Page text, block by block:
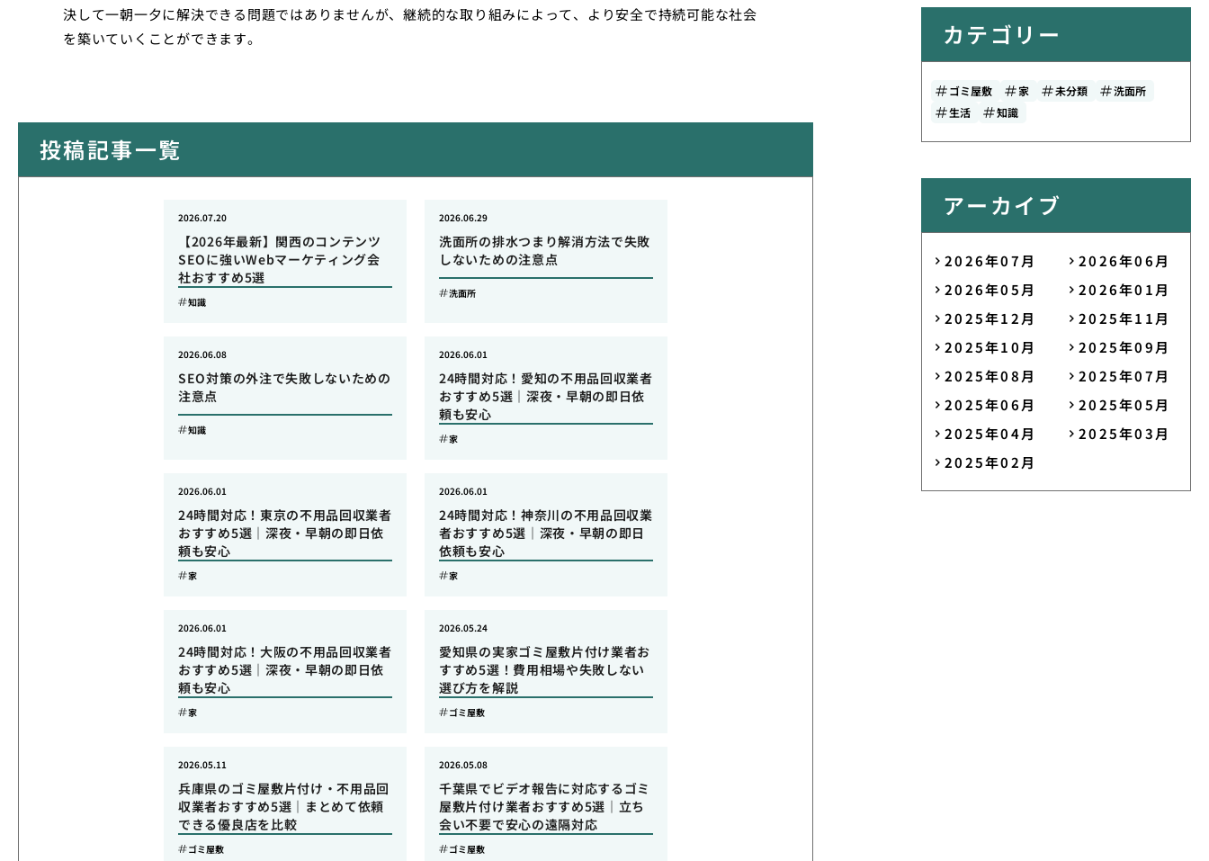
決して一朝一夕に解決できる問題ではありませんが、継続的な取り組みによって、より安全で持続可能な社会
を築いていくことができます。
投稿記事一覧
【2026年最新】関西のコンテンツ
SEOに強いWebマーケティング会
社おすすめ5選
2026.07.20
知識
洗面所の排水つまり解消方法で失敗
しないための注意点
2026.06.29
洗面所
SEO対策の外注で失敗しないための
注意点
2026.06.08
知識
24時間対応！愛知の不用品回収業者
おすすめ5選｜深夜・早朝の即日依
頼も安心
2026.06.01
家
24時間対応！東京の不用品回収業者
おすすめ5選｜深夜・早朝の即日依
頼も安心
2026.06.01
家
24時間対応！神奈川の不用品回収業
者おすすめ5選｜深夜・早朝の即日
依頼も安心
2026.06.01
家
24時間対応！大阪の不用品回収業者
おすすめ5選｜深夜・早朝の即日依
頼も安心
2026.06.01
家
愛知県の実家ゴミ屋敷片付け業者お
すすめ5選！費用相場や失敗しない
選び方を解説
2026.05.24
ゴミ屋敷
兵庫県のゴミ屋敷片付け・不用品回
収業者おすすめ5選｜まとめて依頼
できる優良店を比較
2026.05.11
ゴミ屋敷
千葉県でビデオ報告に対応するゴミ
屋敷片付け業者おすすめ5選｜立ち
会い不要で安心の遠隔対応
2026.05.08
ゴミ屋敷
カテゴリー
ゴミ屋敷 家 未分類
洗面所
生活
知識
アーカイブ
2026年07月
2026年06月
2026年05月
2026年01月
2025年12月
2025年11月
2025年10月
2025年09月
2025年08月
2025年07月
2025年06月
2025年05月
2025年04月
2025年03月
2025年02月